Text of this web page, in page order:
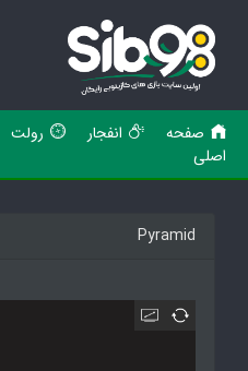
صفحه
اصلی
انفجار رولت
Pyramid